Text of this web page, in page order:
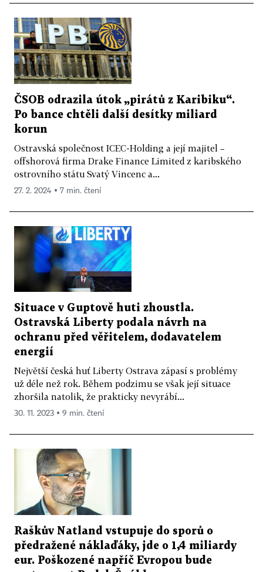
ČSOB odrazila útok „pirátů z Karibiku“.
Po bance chtěli další desítky miliard
korun
Ostravská společnost ICEC-Holding a její majitel –
offshorová firma Drake Finance Limited z karibského
ostrovního státu Svatý Vincenc a...
27. 2. 2024 ▪ 7 min. čtení
Situace v Guptově huti zhoustla.
Ostravská Liberty podala návrh na
ochranu před věřitelem, dodavatelem
energií
Největší česká huť Liberty Ostrava zápasí s problémy
už déle než rok. Během podzimu se však její situace
zhoršila natolik, že prakticky nevyrábí...
30. 11. 2023 ▪ 9 min. čtení
Raškův Natland vstupuje do sporů o
předražené náklaďáky, jde o 1,4 miliardy
eur. Poškozené napříč Evropou bude